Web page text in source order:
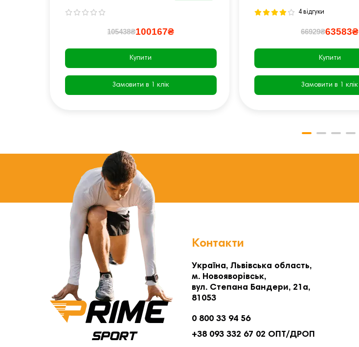
105438₴100167₴
Купити
Замовити в 1 клік
4 відгуки
66929₴63583₴
Купити
Замовити в 1 клік
Контакти
Україна, Львівська область,
м. Новояворівськ,
вул. Степана Бандери, 21а,
81053
0 800 33 94 56
+38 093 332 67 02 ОПТ/ДРОП